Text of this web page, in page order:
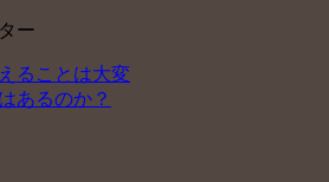
ー
ることは大変
あるのか？